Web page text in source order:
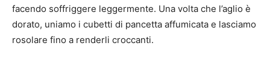
facendo soffriggere leggermente. Una volta che l’aglio è
dorato, uniamo i cubetti di pancetta affumicata e lasciamo
rosolare fino a renderli croccanti.